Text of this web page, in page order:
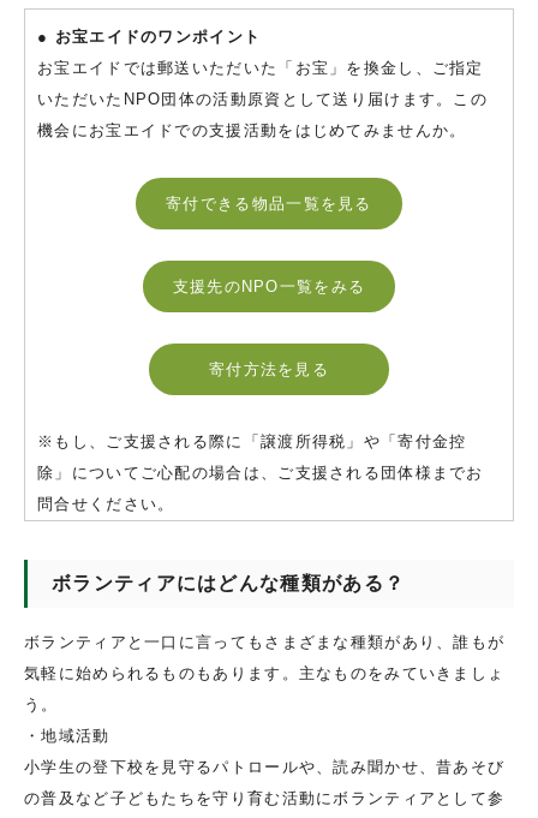
● お宝エイドのワンポイント
お宝エイドでは郵送いただいた「お宝」を換金し、ご指定
いただいたNPO団体の活動原資として送り届けます。この
機会にお宝エイドでの支援活動をはじめてみませんか。
寄付できる物品一覧を見る
支援先のNPO一覧をみる
寄付方法を見る
※もし、ご支援される際に「譲渡所得税」や「寄付金控
除」についてご心配の場合は、ご支援される団体様までお
問合せください。
ボランティアにはどんな種類がある？
ボランティアと一口に言ってもさまざまな種類があり、誰もが
気軽に始められるものもあります。主なものをみていきましょ
う。
・地域活動
小学生の登下校を見守るパトロールや、読み聞かせ、昔あそび
の普及など子どもたちを守り育む活動にボランティアとして参